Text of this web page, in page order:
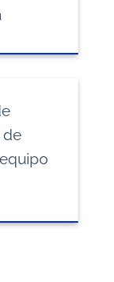
de